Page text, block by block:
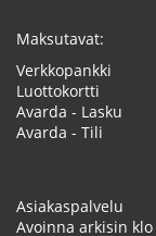
Maksutavat:
Verkkopankki
Luottokortti
Avarda - Lasku
Avarda - Tili
Asiakaspalvelu
Avoinna arkisin klo